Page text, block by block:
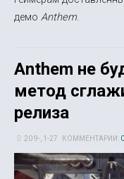
демо Anthem.
Anthem не
метод
релиза
20 9-, 1-27 КОММЕНТАРИИ: 0